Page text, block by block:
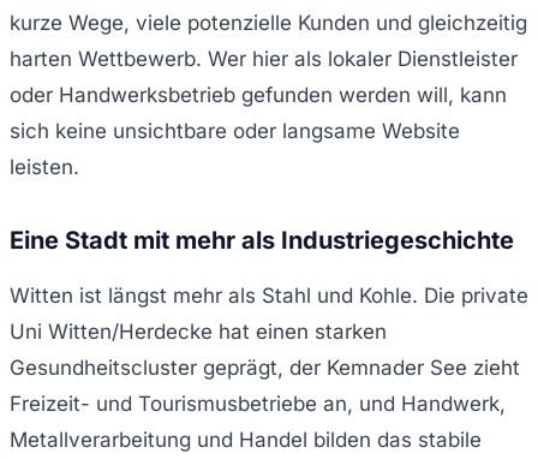
kurze Wege, viele potenzielle Kunden und gleichzeitig
harten Wettbewerb. Wer hier als lokaler Dienstleister
oder Handwerksbetrieb gefunden werden will, kann
sich keine unsichtbare oder langsame Website
leisten.
Eine Stadt mit mehr als Industriegeschichte
Witten ist längst mehr als Stahl und Kohle. Die private
Uni Witten/Herdecke hat einen starken
Gesundheitscluster geprägt, der Kemnader See zieht
Freizeit- und Tourismusbetriebe an, und Handwerk,
Metallverarbeitung und Handel bilden das stabile